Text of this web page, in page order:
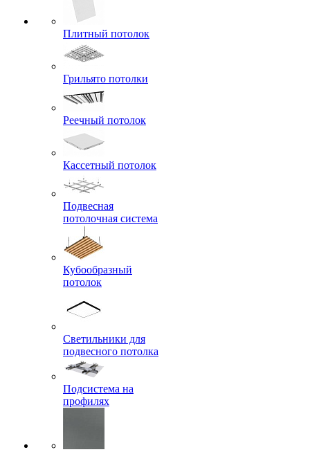
Плитный потолок
Грильято потолки
Реечный потолок
Кассетный потолок
Подвесная
потолочная система
Кубообразный
потолок
Светильники для
подвесного потолка
Подсистема на
профилях